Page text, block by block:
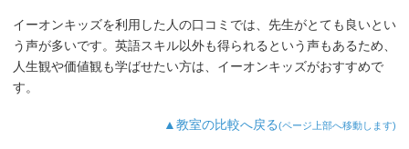
イーオンキッズを利用した人の口コミでは、先生がとても良いとい
う声が多いです。英語スキル以外も得られるという声もあるため、
人生観や価値観も学ばせたい方は、イーオンキッズがおすすめで
す。
▲教室の比較へ戻る(ページ上部へ移動します)